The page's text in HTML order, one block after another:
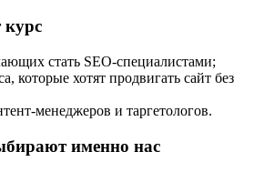
курс
стать SEO-специалистами;
которые хотят продвигать сайт без
менеджеров и таргетологов.
именно нас